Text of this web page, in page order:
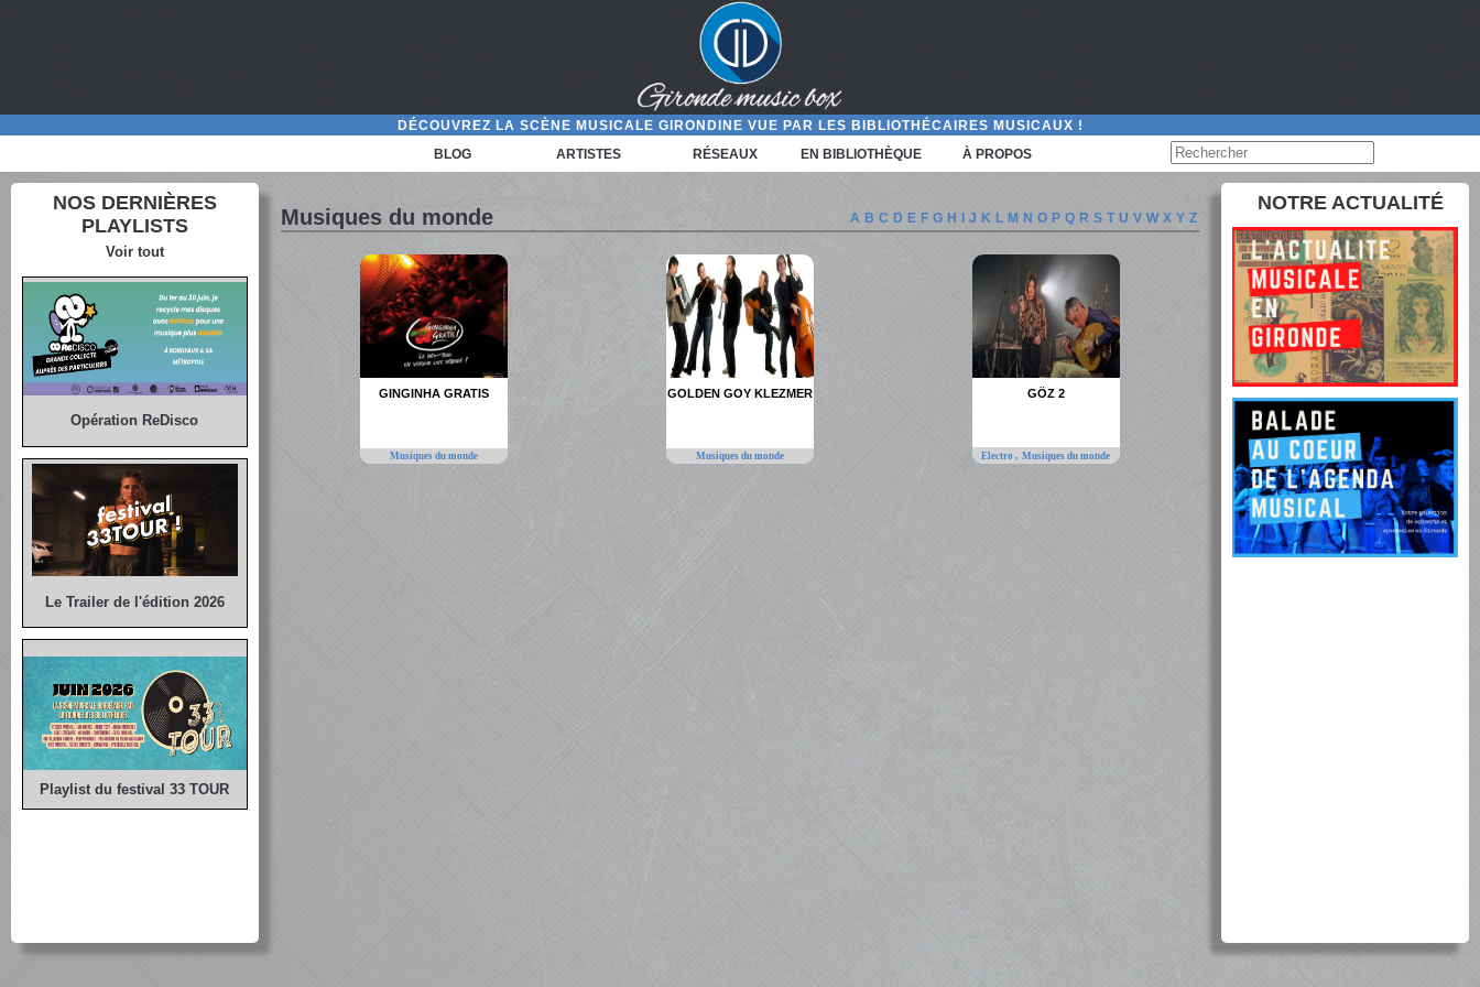
DÉCOUVREZ LA SCÈNE MUSICALE GIRONDINE VUE PAR LES BIBLIOTHÉCAIRES MUSICAUX !
BLOG
ARTISTES RÉSEAUX EN BIBLIOTHÈQUE À PROPOS
NOS DERNIÈRES
PLAYLISTS
Voir tout
Opération ReDisco
Le Trailer de l'édition 2026
Playlist du festival 33 TOUR
Musiques du monde A B C D E F G H I J K L M N O P Q R S T U V W X Y Z
GINGINHA GRATIS
Musiques du monde
GOLDEN GOY KLEZMER
Musiques du monde
GÖZ 2
Electro,Musiques du monde
NOTRE ACTUALITÉ